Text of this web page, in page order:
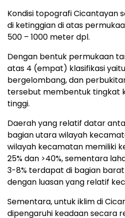
Kondisi topografi Cicantayan
di ketinggian di atas
500 – 1000 meter dpl.
Dengan bentuk permukaan
atas 4 (empat) klasifikasi
bergelombang, dan
tersebut membentuk tingkat
tinggi.
Daerah yang relatif datar
bagian utara wilayah
wilayah kecamatan memiliki
25% dan >40%, sementara
3-8% terdapat di bagian
dengan luasan yang relatif
Sementara, untuk iklim di
dipengaruhi keadaan secara